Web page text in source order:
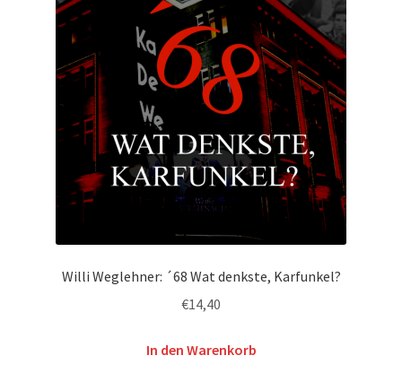
Willi Weglehner: ´68 Wat denkste, Karfunkel?
€14,40
In den Warenkorb